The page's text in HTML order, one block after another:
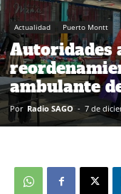
Actualidad Puerto Montt
Autoridades
ambulante
Por Radio SAGO - 7 de